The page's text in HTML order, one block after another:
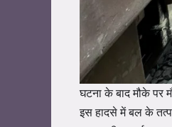
घटना के बाद मौके पर
इस हादसे में बल के